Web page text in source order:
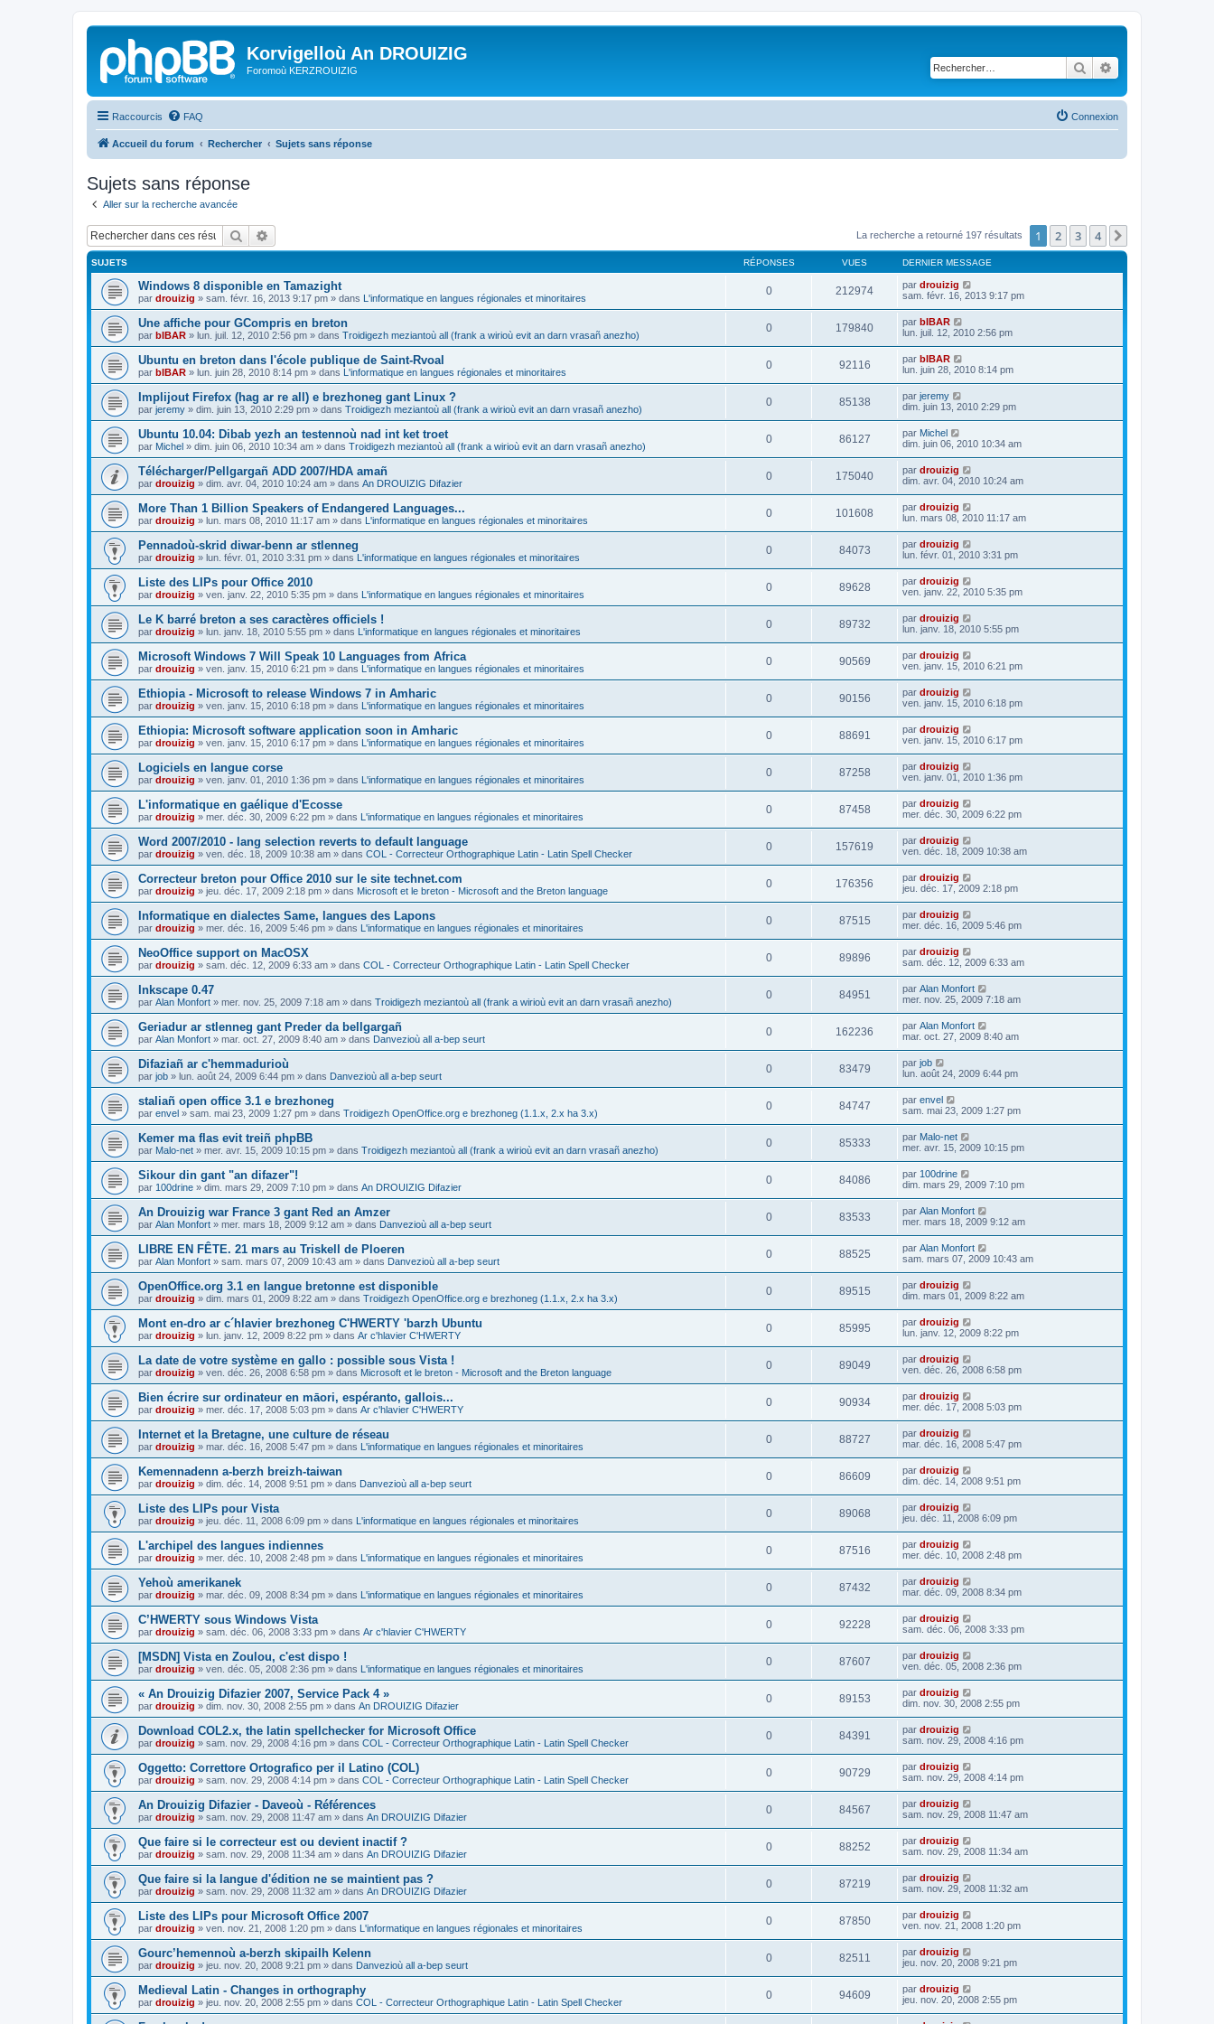
Korvigelloù An DROUIZIG
Foromoù KERZROUIZIG Rechercher
Raccourcis FAQ Connexion
Accueil du forum Rechercher Sujets sans réponse
Sujets sans réponse
Aller sur la recherche avancée
Rechercher La recherche a retourné 197 résultats 1 2 3 4
SUJETS RÉPONSES VUES DERNIER MESSAGE
Windows 8 disponible en Tamazight
par drouizig » sam. févr. 16, 2013 9:17 pm » dans L'informatique en langues régionales et minoritaires
0 212974 par drouizig
sam. févr. 16, 2013 9:17 pm
Une affiche pour GCompris en breton
par bIBAR » lun. juil. 12, 2010 2:56 pm » dans Troidigezh meziantoù all (frank a wirioù evit an darn vrasañ anezho)
0 179840 par bIBAR
lun. juil. 12, 2010 2:56 pm
Ubuntu en breton dans l'école publique de Saint-Rvoal
par bIBAR » lun. juin 28, 2010 8:14 pm » dans L'informatique en langues régionales et minoritaires
0 92116 par bIBAR
lun. juin 28, 2010 8:14 pm
Implijout Firefox (hag ar re all) e brezhoneg gant Linux ?
par jeremy » dim. juin 13, 2010 2:29 pm » dans Troidigezh meziantoù all (frank a wirioù evit an darn vrasañ anezho)
0 85138 par jeremy
dim. juin 13, 2010 2:29 pm
Ubuntu 10.04: Dibab yezh an testennoù nad int ket troet
par Michel » dim. juin 06, 2010 10:34 am » dans Troidigezh meziantoù all (frank a wirioù evit an darn vrasañ anezho)
0 86127 par Michel
dim. juin 06, 2010 10:34 am
Télécharger/Pellgargañ ADD 2007/HDA amañ
par drouizig » dim. avr. 04, 2010 10:24 am » dans An DROUIZIG Difazier
0 175040 par drouizig
dim. avr. 04, 2010 10:24 am
More Than 1 Billion Speakers of Endangered Languages...
par drouizig » lun. mars 08, 2010 11:17 am » dans L'informatique en langues régionales et minoritaires
0 101608 par drouizig
lun. mars 08, 2010 11:17 am
Pennadoù-skrid diwar-benn ar stlenneg
par drouizig » lun. févr. 01, 2010 3:31 pm » dans L'informatique en langues régionales et minoritaires
0 84073 par drouizig
lun. févr. 01, 2010 3:31 pm
Liste des LIPs pour Office 2010
par drouizig » ven. janv. 22, 2010 5:35 pm » dans L'informatique en langues régionales et minoritaires
0 89628 par drouizig
ven. janv. 22, 2010 5:35 pm
Le K barré breton a ses caractères officiels !
par drouizig » lun. janv. 18, 2010 5:55 pm » dans L'informatique en langues régionales et minoritaires
0 89732 par drouizig
lun. janv. 18, 2010 5:55 pm
Microsoft Windows 7 Will Speak 10 Languages from Africa
par drouizig » ven. janv. 15, 2010 6:21 pm » dans L'informatique en langues régionales et minoritaires
0 90569 par drouizig
ven. janv. 15, 2010 6:21 pm
Ethiopia - Microsoft to release Windows 7 in Amharic
par drouizig » ven. janv. 15, 2010 6:18 pm » dans L'informatique en langues régionales et minoritaires
0 90156 par drouizig
ven. janv. 15, 2010 6:18 pm
Ethiopia: Microsoft software application soon in Amharic
par drouizig » ven. janv. 15, 2010 6:17 pm » dans L'informatique en langues régionales et minoritaires
0 88691 par drouizig
ven. janv. 15, 2010 6:17 pm
Logiciels en langue corse
par drouizig » ven. janv. 01, 2010 1:36 pm » dans L'informatique en langues régionales et minoritaires
0 87258 par drouizig
ven. janv. 01, 2010 1:36 pm
L'informatique en gaélique d'Ecosse
par drouizig » mer. déc. 30, 2009 6:22 pm » dans L'informatique en langues régionales et minoritaires
0 87458 par drouizig
mer. déc. 30, 2009 6:22 pm
Word 2007/2010 - lang selection reverts to default language
par drouizig » ven. déc. 18, 2009 10:38 am » dans COL - Correcteur Orthographique Latin - Latin Spell Checker
0 157619 par drouizig
ven. déc. 18, 2009 10:38 am
Correcteur breton pour Office 2010 sur le site technet.com
par drouizig » jeu. déc. 17, 2009 2:18 pm » dans Microsoft et le breton - Microsoft and the Breton language
0 176356 par drouizig
jeu. déc. 17, 2009 2:18 pm
Informatique en dialectes Same, langues des Lapons
par drouizig » mer. déc. 16, 2009 5:46 pm » dans L'informatique en langues régionales et minoritaires
0 87515 par drouizig
mer. déc. 16, 2009 5:46 pm
NeoOffice support on MacOSX
par drouizig » sam. déc. 12, 2009 6:33 am » dans COL - Correcteur Orthographique Latin - Latin Spell Checker
0 89896 par drouizig
sam. déc. 12, 2009 6:33 am
Inkscape 0.47
par Alan Monfort » mer. nov. 25, 2009 7:18 am » dans Troidigezh meziantoù all (frank a wirioù evit an darn vrasañ anezho)
0 84951 par Alan Monfort
mer. nov. 25, 2009 7:18 am
Geriadur ar stlenneg gant Preder da bellgargañ
par Alan Monfort » mar. oct. 27, 2009 8:40 am » dans Danvezioù all a-bep seurt
0 162236 par Alan Monfort
mar. oct. 27, 2009 8:40 am
Difaziañ ar c'hemmadurioù
par job » lun. août 24, 2009 6:44 pm » dans Danvezioù all a-bep seurt
0 83479 par job
lun. août 24, 2009 6:44 pm
staliañ open office 3.1 e brezhoneg
par envel » sam. mai 23, 2009 1:27 pm » dans Troidigezh OpenOffice.org e brezhoneg (1.1.x, 2.x ha 3.x)
0 84747 par envel
sam. mai 23, 2009 1:27 pm
Kemer ma flas evit treiñ phpBB
par Malo-net » mer. avr. 15, 2009 10:15 pm » dans Troidigezh meziantoù all (frank a wirioù evit an darn vrasañ anezho)
0 85333 par Malo-net
mer. avr. 15, 2009 10:15 pm
Sikour din gant "an difazer"!
par 100drine » dim. mars 29, 2009 7:10 pm » dans An DROUIZIG Difazier
0 84086 par 100drine
dim. mars 29, 2009 7:10 pm
An Drouizig war France 3 gant Red an Amzer
par Alan Monfort » mer. mars 18, 2009 9:12 am » dans Danvezioù all a-bep seurt
0 83533 par Alan Monfort
mer. mars 18, 2009 9:12 am
LIBRE EN FÊTE. 21 mars au Triskell de Ploeren
par Alan Monfort » sam. mars 07, 2009 10:43 am » dans Danvezioù all a-bep seurt
0 88525 par Alan Monfort
sam. mars 07, 2009 10:43 am
OpenOffice.org 3.1 en langue bretonne est disponible
par drouizig » dim. mars 01, 2009 8:22 am » dans Troidigezh OpenOffice.org e brezhoneg (1.1.x, 2.x ha 3.x)
0 89515 par drouizig
dim. mars 01, 2009 8:22 am
Mont en-dro ar c´hlavier brezhoneg C'HWERTY 'barzh Ubuntu
par drouizig » lun. janv. 12, 2009 8:22 pm » dans Ar c'hlavier C'HWERTY
0 85995 par drouizig
lun. janv. 12, 2009 8:22 pm
La date de votre système en gallo : possible sous Vista !
par drouizig » ven. déc. 26, 2008 6:58 pm » dans Microsoft et le breton - Microsoft and the Breton language
0 89049 par drouizig
ven. déc. 26, 2008 6:58 pm
Bien écrire sur ordinateur en māori, espéranto, gallois...
par drouizig » mer. déc. 17, 2008 5:03 pm » dans Ar c'hlavier C'HWERTY
0 90934 par drouizig
mer. déc. 17, 2008 5:03 pm
Internet et la Bretagne, une culture de réseau
par drouizig » mar. déc. 16, 2008 5:47 pm » dans L'informatique en langues régionales et minoritaires
0 88727 par drouizig
mar. déc. 16, 2008 5:47 pm
Kemennadenn a-berzh breizh-taiwan
par drouizig » dim. déc. 14, 2008 9:51 pm » dans Danvezioù all a-bep seurt
0 86609 par drouizig
dim. déc. 14, 2008 9:51 pm
Liste des LIPs pour Vista
par drouizig » jeu. déc. 11, 2008 6:09 pm » dans L'informatique en langues régionales et minoritaires
0 89068 par drouizig
jeu. déc. 11, 2008 6:09 pm
L'archipel des langues indiennes
par drouizig » mer. déc. 10, 2008 2:48 pm » dans L'informatique en langues régionales et minoritaires
0 87516 par drouizig
mer. déc. 10, 2008 2:48 pm
Yehoù amerikanek
par drouizig » mar. déc. 09, 2008 8:34 pm » dans L'informatique en langues régionales et minoritaires
0 87432 par drouizig
mar. déc. 09, 2008 8:34 pm
C’HWERTY sous Windows Vista
par drouizig » sam. déc. 06, 2008 3:33 pm » dans Ar c'hlavier C'HWERTY
0 92228 par drouizig
sam. déc. 06, 2008 3:33 pm
[MSDN] Vista en Zoulou, c'est dispo !
par drouizig » ven. déc. 05, 2008 2:36 pm » dans L'informatique en langues régionales et minoritaires
0 87607 par drouizig
ven. déc. 05, 2008 2:36 pm
« An Drouizig Difazier 2007, Service Pack 4 »
par drouizig » dim. nov. 30, 2008 2:55 pm » dans An DROUIZIG Difazier
0 89153 par drouizig
dim. nov. 30, 2008 2:55 pm
Download COL2.x, the latin spellchecker for Microsoft Office
par drouizig » sam. nov. 29, 2008 4:16 pm » dans COL - Correcteur Orthographique Latin - Latin Spell Checker
0 84391 par drouizig
sam. nov. 29, 2008 4:16 pm
Oggetto: Correttore Ortografico per il Latino (COL)
par drouizig » sam. nov. 29, 2008 4:14 pm » dans COL - Correcteur Orthographique Latin - Latin Spell Checker
0 90729 par drouizig
sam. nov. 29, 2008 4:14 pm
An Drouizig Difazier - Daveoù - Références
par drouizig » sam. nov. 29, 2008 11:47 am » dans An DROUIZIG Difazier
0 84567 par drouizig
sam. nov. 29, 2008 11:47 am
Que faire si le correcteur est ou devient inactif ?
par drouizig » sam. nov. 29, 2008 11:34 am » dans An DROUIZIG Difazier
0 88252 par drouizig
sam. nov. 29, 2008 11:34 am
Que faire si la langue d'édition ne se maintient pas ?
par drouizig » sam. nov. 29, 2008 11:32 am » dans An DROUIZIG Difazier
0 87219 par drouizig
sam. nov. 29, 2008 11:32 am
Liste des LIPs pour Microsoft Office 2007
par drouizig » ven. nov. 21, 2008 1:20 pm » dans L'informatique en langues régionales et minoritaires
0 87850 par drouizig
ven. nov. 21, 2008 1:20 pm
Gourc’hemennoù a-berzh skipailh Kelenn
par drouizig » jeu. nov. 20, 2008 9:21 pm » dans Danvezioù all a-bep seurt
0 82511 par drouizig
jeu. nov. 20, 2008 9:21 pm
Medieval Latin - Changes in orthography
par drouizig » jeu. nov. 20, 2008 2:55 pm » dans COL - Correcteur Orthographique Latin - Latin Spell Checker
0 94609 par drouizig
jeu. nov. 20, 2008 2:55 pm